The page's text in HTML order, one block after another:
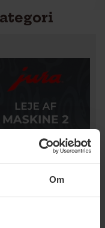
Om